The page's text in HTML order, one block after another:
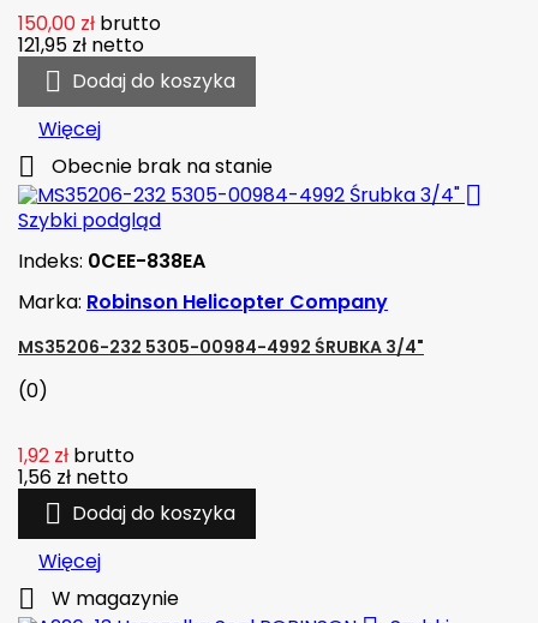
150,00 zł brutto
121,95 zł netto
 Dodaj do koszyka
Więcej
 Obecnie brak na stanie

Szybki podgląd
Indeks: 0CEE-838EA
Marka: Robinson Helicopter Company
MS35206-232 5305-00984-4992 ŚRUBKA 3/4"
(0)
1,92 zł brutto
1,56 zł netto
 Dodaj do koszyka
Więcej
 W magazynie